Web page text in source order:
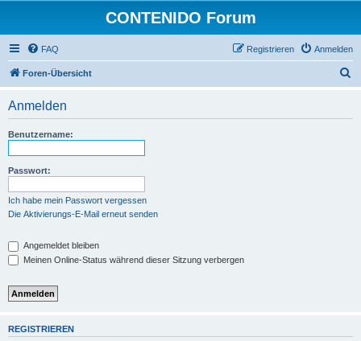
CONTENIDO Forum
FAQ Anmelden
Registrieren
Foren-Übersicht
Anmelden
Benutzername:
Passwort:
Ich habe mein Passwort vergessen
Die Aktivierungs-E-Mail erneut senden
Angemeldet bleiben
Meinen Online-Status während dieser Sitzung verbergen
REGISTRIEREN